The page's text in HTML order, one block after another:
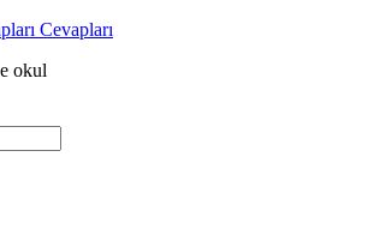
Cevapları
okul